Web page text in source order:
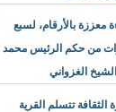
معززة بالأرقام، لسبع
من حكم الرئيس محمد
الغزواني
الثقافة تتسلم القرية